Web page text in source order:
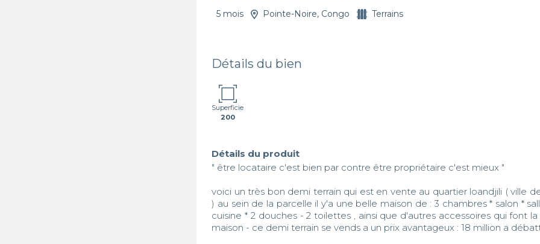
5 mois Pointe-Noire, Congo Terrains
Détails du bien
Superficie
200
Détails du produit
" être locataire c'est bien par contre être propriétaire c'est mieux "
voici un très bon demi terrain qui est en vente au quartier loandjili ( ville
) au sein de la parcelle il y'a une belle maison de : 3 chambres * salon *
cuisine * 2 douches - 2 toilettes , ainsi que d'autres accessoires qui font
maison - ce demi terrain se vends a un prix avantageux : 18 million a